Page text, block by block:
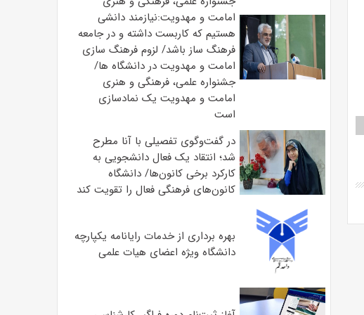
امامت و مهدویت:نیازمند دانشی
هستیم که کاربست داشته و در جامعه
فرهنگ ساز باشد/ لزوم فرهنگ سازی
امامت و مهدویت در دانشگاه ها/
جشنواره علمی، فرهنگی و هنری
امامت و مهدویت یک نمادسازی
است
در گفت‌وگوی تفصیلی با آنا مطرح
شد؛ انتقاد یک فعال دانشجویی به
کارکرد برخی کانون‌ها/ دانشگاه
کانون‌های فرهنگی فعال را تقویت کند
بهره برداری از خدمات رایانامه یکپارچه
دانشگاه ویژه اعضای هیات علمی